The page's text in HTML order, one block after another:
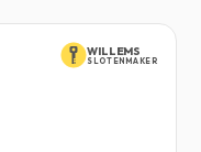
WILLEMS
SLOTENMAKER